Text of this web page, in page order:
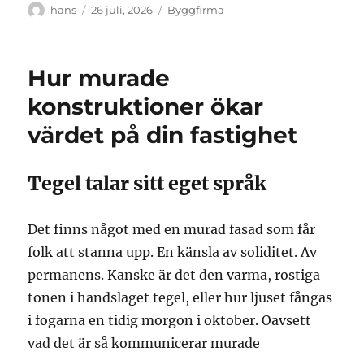
Författare
hans
Publicerat
26 juli, 2026 Kategorier
Byggfirma
Hur murade
konstruktioner ökar
värdet på din fastighet
Tegel talar sitt eget språk
Det finns något med en murad fasad som får
folk att stanna upp. En känsla av soliditet. Av
permanens. Kanske är det den varma, rostiga
tonen i handslaget tegel, eller hur ljuset fångas
i fogarna en tidig morgon i oktober. Oavsett
vad det är så kommunicerar murade